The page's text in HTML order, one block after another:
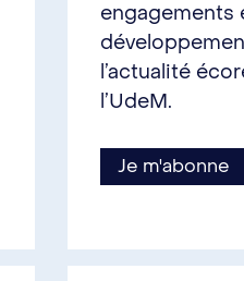
engagements
l’actualité
l’UdeM.
Je m'abonne